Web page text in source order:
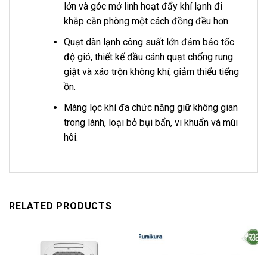
lớn và góc mở linh hoạt đẩy khí lạnh đi
khắp căn phòng một cách đồng đều hơn.
Quạt dàn lạnh công suất lớn đảm bảo tốc
độ gió, thiết kế đầu cánh quạt chống rung
giật và xáo trộn không khí, giảm thiểu tiếng
ồn.
Màng lọc khí đa chức năng giữ không gian
trong lành, loại bỏ bụi bẩn, vi khuẩn và mùi
hôi.
RELATED PRODUCTS